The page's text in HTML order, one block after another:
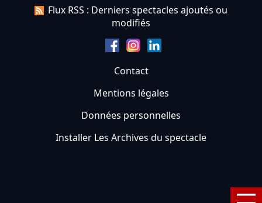
Flux RSS : Derniers spectacles ajoutés ou
modifiés
Contact
Mentions légales
Données personnelles
Installer Les Archives du spectacle